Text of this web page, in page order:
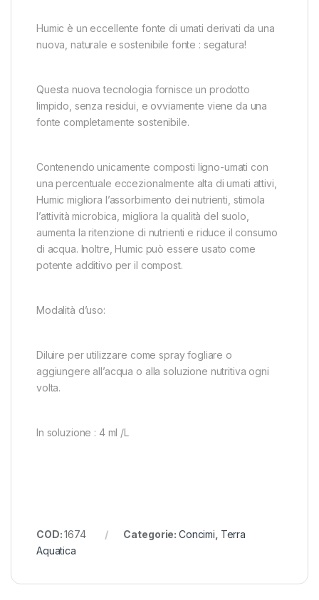
Humic è un eccellente fonte di umati derivati da una
nuova, naturale e sostenibile fonte : segatura!
Questa nuova tecnologia fornisce un prodotto
limpido, senza residui, e ovviamente viene da una
fonte completamente sostenibile.
Contenendo unicamente composti ligno-umati con
una percentuale eccezionalmente alta di umati attivi,
Humic migliora l’assorbimento dei nutrienti, stimola
l’attività microbica, migliora la qualità del suolo,
aumenta la ritenzione di nutrienti e riduce il consumo
di acqua. Inoltre, Humic può essere usato come
potente additivo per il compost.
Modalità d’uso:
Diluire per utilizzare come spray fogliare o
aggiungere all’acqua o alla soluzione nutritiva ogni
volta.
In soluzione : 4 ml /L
COD:1674 Categorie: Concimi Terra
Aquatica